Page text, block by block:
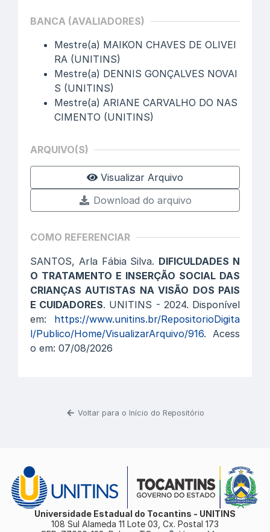
BANCA (AVALIADORES)
Mestre(a) MAIKON CHAVES DE OLIVEI
RA (UNITINS)
Mestre(a) DENNIS GONÇALVES NOVAI
S (UNITINS)
Mestre(a) ARIANE CARVALHO DO NAS
CIMENTO (UNITINS)
ARQUIVO(S)
Visualizar Arquivo
Download do arquivo
COMO REFERENCIAR
SANTOS, Arla Fábia Silva. DIFICULDADES N
O TRATAMENTO E INSERÇÃO SOCIAL DAS
CRIANÇAS AUTISTAS NA VISÃO DOS PAIS
E CUIDADORES. UNITINS - 2024. Disponível
em: https://www.unitins.br/RepositorioDigita
l/Publico/Home/VisualizarArquivo/916. Acess
o em: 07/08/2026
Voltar para o Início do Repositório
Universidade Estadual do Tocantins - UNITINS
108 Sul Alameda 11 Lote 03, Cx. Postal 173